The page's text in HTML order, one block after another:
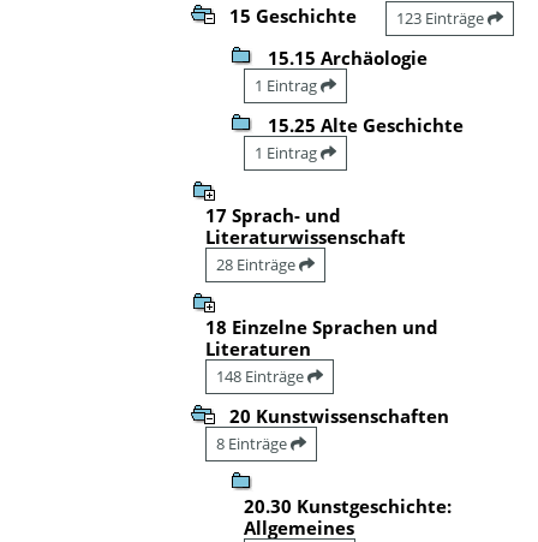
15 Geschichte 123 Einträge
15.15 Archäologie
1 Eintrag
15.25 Alte Geschichte
1 Eintrag
17 Sprach- und
Literaturwissenschaft
28 Einträge
18 Einzelne Sprachen und
Literaturen
148 Einträge
20 Kunstwissenschaften
8 Einträge
20.30 Kunstgeschichte:
Allgemeines